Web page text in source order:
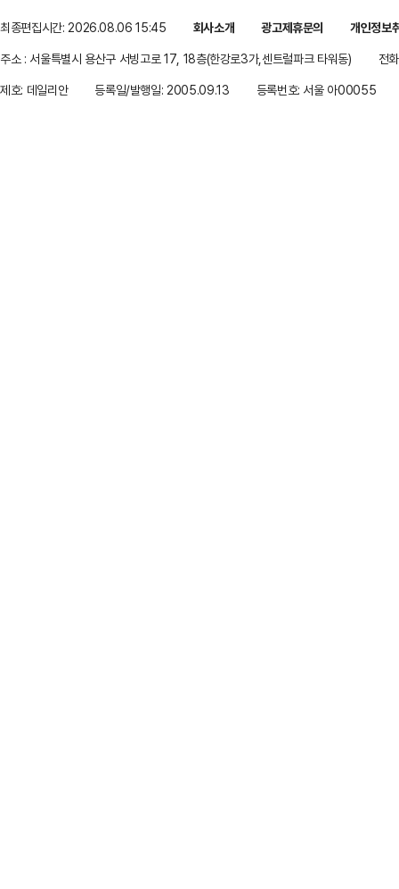
최종편집시간: 2026.08.06 15:45 회사소개 광고제휴문의
개인정보
주소 : 서울특별시 용산구 서빙고로 17, 18층(한강로3가,센트럴파크 타워동)
전
제호: 데일리안
등록일/발행일: 2005.09.13 등록번호: 서울 아00055